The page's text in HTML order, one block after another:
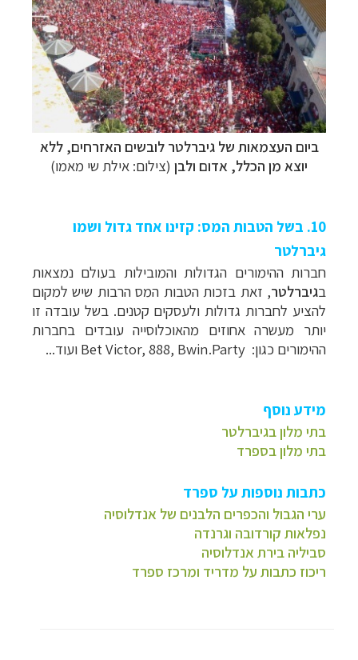
ביום העצמאות של גיברלטר לובשים האזרחים, ללא
יוצא מן הכלל, אדום ולבן (צילום: אילת שי מאמו)
10. בשל הטבות המס: קזינו אחד גדול ושמו
גיברלטר
חברות ההימורים הגדולות והמובילות בעולם נמצאות
בגיברלטר, זאת בזכות הטבות המס הרבות שיש למקום
להציע לחברות גדולות ולעסקים קטנים. בשל עובדה זו
יותר מעשרה אחוזים מהאוכלוסייה עובדים בחברות
ההימורים כגון: Bet Victor, 888, Bwin.Party ועוד...
מידע נוסף
בתי מלון בגיברלטר
בתי מלון בספרד
כתבות נוספות על ספרד
ערי הגבול והכפרים הלבנים של אנדלוסיה
נפלאות קורדובה וגרנדה
סביליה בירת אנדלוסיה
ריכוז כתבות על מדריד ומרכז ספרד